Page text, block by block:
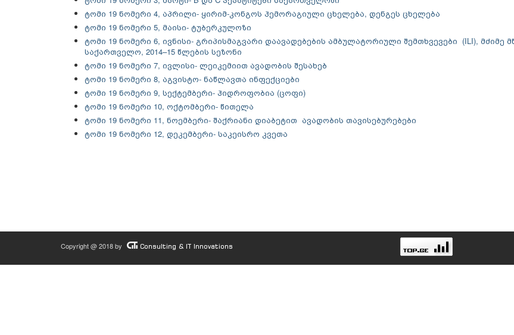
ტომი 19 ნომერი 4, აპრილი- ყირიმ-კონგოს ჰემორაგიული ცხელება, დენგეს ცხელება
ტომი 19 ნომერი 5, მაისი- ტუბერკულოზი
ტომი 19 ნომერი 6, ივნისი- გრიპისმაგვარი დაავადებების ამბულატორიული შემთხვევები (ILI), მძიმე
საქართველო, 2014–15 წლების სეზონი
ტომი 19 ნომერი 7, ივლისი- ლეიკემიით ავადობის შესახებ
ტომი 19 ნომერი 8, აგვისტო- ნაწლავთა ინფექციები
ტომი 19 ნომერი 9, სექტემბერი- ჰიდროფობია (ცოფი)
ტომი 19 ნომერი 10, ოქტომბერი- წითელა
ტომი 19 ნომერი 11, ნოემბერი- შაქრიანი დიაბეტით ავადობის თავისებურებები
ტომი 19 ნომერი 12, დეკემბერი- საკეისრო კვეთა
Copyright @ 2018 by Consulting & IT Innovations